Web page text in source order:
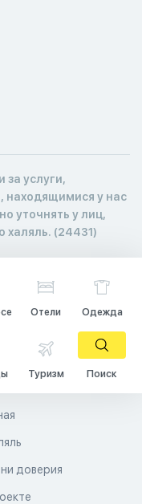
за услуги,
находящимися у нас
уточнять у лиц,
(24431)
Отели Одежда
Туризм Поиск
доверия